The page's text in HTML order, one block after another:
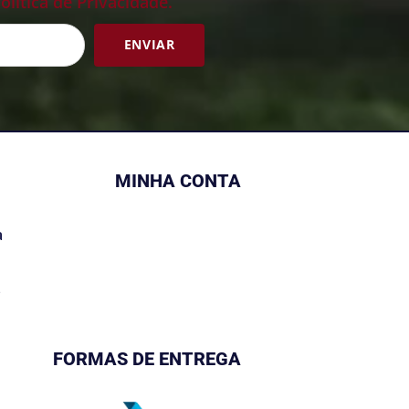
ENVIAR
MINHA CONTA
FORMAS DE ENTREGA